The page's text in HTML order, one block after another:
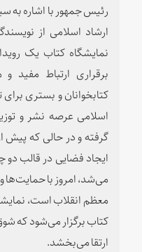
رئیس جمهور با اشاره
ارشاد اسلامی از
نمایشگاه کتاب یک
برقراری ارتباط مفید
کتابخوانان و بستری
اسلامی عرصه نشر و
گرفته و در حالی که پیش
ایجاد فضایی در قالب دو
می‌شد، امروز با حمایت‌ها
معظم انقلاب است،
کتاب برگزار می‌شود که
ارتقا می‌بخشد.